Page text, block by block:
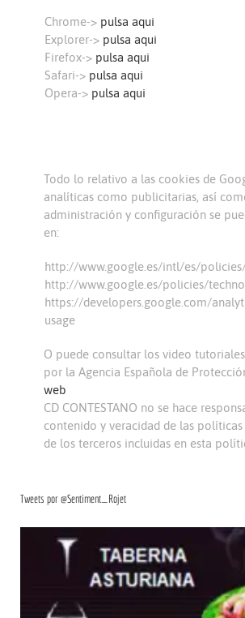
Chrome-> pulsa aqui
Explorer-> pulsa aqui
Firefox-> pulsa aqui
Safari-> pulsa aqui
Opera-> pulsa aqui
Todo lo relativo a las cookies de
analíticas como publicitarias, así
administración y configuración se
en:
http://www.google.es/intl/es/
http://www.google.es/policies/
https://developers.google.com/
usage
O puede consultar los video
por la Agencia Española de
web
CD CONTESTANO no se hace
contenido y veracidad de las
de los terceros incluidas en esta
Tweets por @Sentiment_Rojet